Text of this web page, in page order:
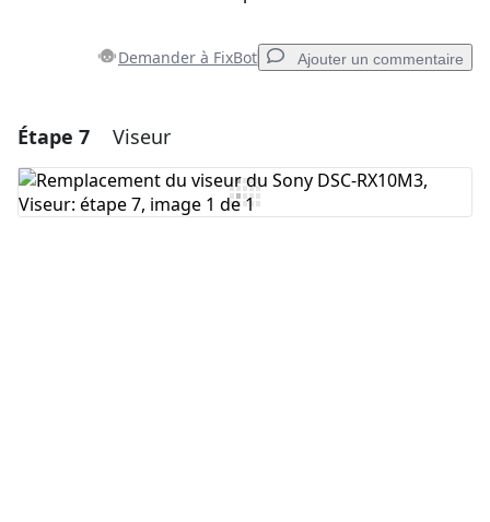
Demander à FixBot Ajouter un commentaire
Ajouter un commentaire
Étape 7 Viseur